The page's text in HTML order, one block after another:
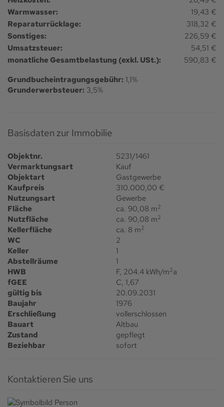
Warmwasser:
19,43 €
Reparaturrücklage:
318,32 €
Sonstiges:
226,59 €
Umsatzsteuer:
54,51 €
monatliche Gesamtbelastung (exkl. USt.):
590,83 €
Grundbucheintragungsgebühr: 1,1%
Grunderwerbsteuer: 3,5%
Basisdaten zur Immobilie
Objektnr.
5231/1461
Vermarktungsart
Kauf
Objektart
Gastgewerbe
Kaufpreis
310.000,00 €
Nutzungsart
Gewerbe
Fläche
ca. 90,08 m2
Nutzfläche ca. 90,08 m2
Kellerfläche ca. 8 m2
WC
2
Keller
1
Abstellräume
1
HWB
F, 204.4 kWh/m2a
fGEE
C, 1,67
gültig bis
20.09.2031
Baujahr
1976
Erschließung
vollerschlossen
Bauart
Altbau
Zustand
gepflegt
Beziehbar
sofort
Kontaktieren Sie uns